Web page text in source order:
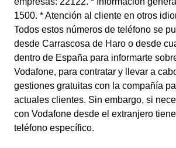
1500. * Atención al cliente en otros
Todos estos números de teléfono se
desde Carrascosa de Haro o desde
dentro de España para informarte
Vodafone, para contratar y llevar a
gestiones gratuitas con la compañía
actuales clientes. Sin embargo, si
con Vodafone desde el extranjero
teléfono específico.